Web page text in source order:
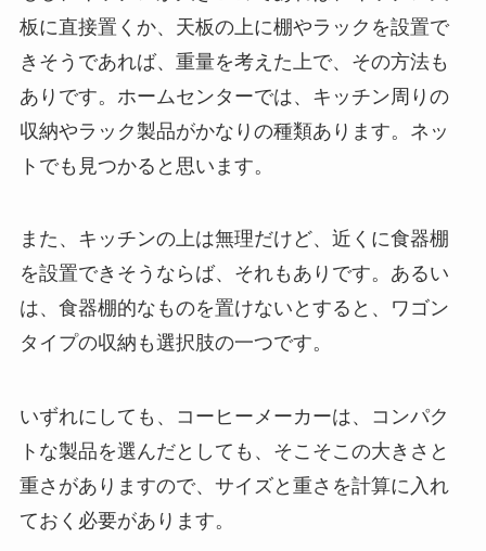
板に直接置くか、天板の上に棚やラックを設置で
きそうであれば、重量を考えた上で、その方法も
ありです。ホームセンターでは、キッチン周りの
収納やラック製品がかなりの種類あります。ネッ
トでも見つかると思います。
また、キッチンの上は無理だけど、近くに食器棚
を設置できそうならば、それもありです。あるい
は、食器棚的なものを置けないとすると、ワゴン
タイプの収納も選択肢の一つです。
いずれにしても、コーヒーメーカーは、コンパク
トな製品を選んだとしても、そこそこの大きさと
重さがありますので、サイズと重さを計算に入れ
ておく必要があります。